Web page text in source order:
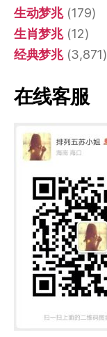
生动梦兆(179)
生肖梦兆(12)
经典梦兆(3,871)
在线客服